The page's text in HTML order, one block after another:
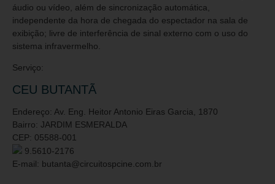
áudio ou vídeo, além de sincronização automática,
independente da hora de chegada do espectador na sala de
exibição; livre de interferência de sinal externo com o uso do
sistema infravermelho.
Serviço:
CEU BUTANTÃ
Endereço: Av. Eng. Heitor Antonio Eiras Garcia, 1870
Bairro: JARDIM ESMERALDA
CEP: 05588-001
9.5610-2176
E-mail: butanta@circuitospcine.com.br